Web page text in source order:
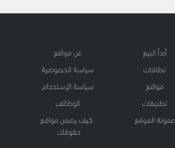
أبدأ البيع
نطاقات
مواقع
تطبيقات
عمولة الموقع
عن مواقع
سياسة الخصوصية
سياسة الإستخدام
الوظائف
كيف يضمن مواقع
حقوقك